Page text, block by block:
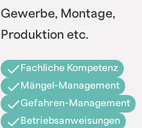
Gewerbe, Montage,
Produktion etc.
Fachliche Kompetenz
Mängel-Management
Gefahren-Management
Betriebsanweisungen